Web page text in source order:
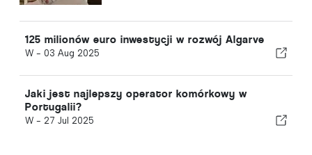
125 milionów euro inwestycji w rozwój Algarve
W - 03 Aug 2025
Jaki jest najlepszy operator komórkowy w
Portugalii?
W - 27 Jul 2025